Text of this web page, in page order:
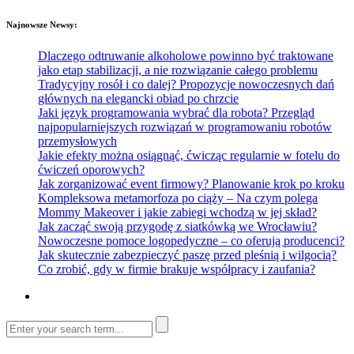
Najnowsze Newsy:
Dlaczego odtruwanie alkoholowe powinno być traktowane
jako etap stabilizacji, a nie rozwiązanie całego problemu
Tradycyjny rosół i co dalej? Propozycje nowoczesnych dań
głównych na elegancki obiad po chrzcie
Jaki język programowania wybrać dla robota? Przegląd
najpopularniejszych rozwiązań w programowaniu robotów
przemysłowych
Jakie efekty można osiągnąć, ćwicząc regularnie w fotelu do
ćwiczeń oporowych?
Jak zorganizować event firmowy? Planowanie krok po kroku
Kompleksowa metamorfoza po ciąży – Na czym polega
Mommy Makeover i jakie zabiegi wchodzą w jej skład?
Jak zacząć swoją przygodę z siatkówką we Wrocławiu?
Nowoczesne pomoce logopedyczne – co oferują producenci?
Jak skutecznie zabezpieczyć paszę przed pleśnią i wilgocią?
Co zrobić, gdy w firmie brakuje współpracy i zaufania?